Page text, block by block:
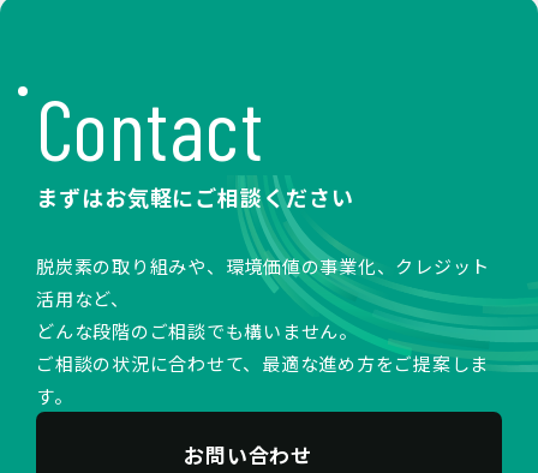
Contact
まずはお気軽にご相談ください
脱炭素の取り組みや、環境価値の事業化、クレジット
活用など、
どんな段階のご相談でも構いません。
ご相談の状況に合わせて、最適な進め方をご提案しま
す。
お問い合わせ